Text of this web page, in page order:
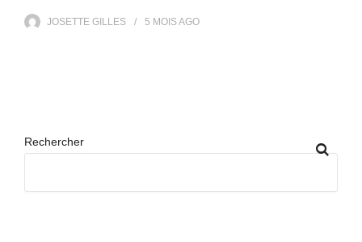
JOSETTE GILLES 5 MOISAGO
Rechercher